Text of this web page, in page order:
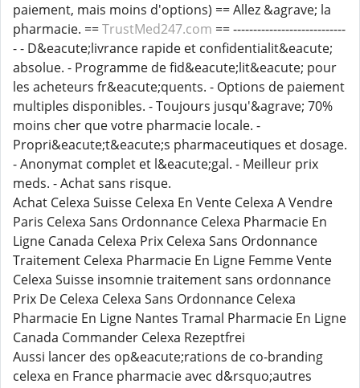
paiement, mais moins d'options) == Allez &agrave; la
pharmacie. ==TrustMed247.com == ----------------------------
- - D&eacute;livrance rapide et confidentialit&eacute;
absolue. - Programme de fid&eacute;lit&eacute; pour
les acheteurs fr&eacute;quents. - Options de paiement
multiples disponibles. - Toujours jusqu'&agrave; 70%
moins cher que votre pharmacie locale. -
Propri&eacute;t&eacute;s pharmaceutiques et dosage.
- Anonymat complet et l&eacute;gal. - Meilleur prix
meds. - Achat sans risque.
Achat Celexa Suisse Celexa En Vente Celexa A Vendre
Paris Celexa Sans Ordonnance Celexa Pharmacie En
Ligne Canada Celexa Prix Celexa Sans Ordonnance
Traitement Celexa Pharmacie En Ligne Femme Vente
Celexa Suisse insomnie traitement sans ordonnance
Prix De Celexa Celexa Sans Ordonnance Celexa
Pharmacie En Ligne Nantes Tramal Pharmacie En Ligne
Canada Commander Celexa Rezeptfrei
Aussi lancer des op&eacute;rations de co-branding
celexa en France pharmacie avec d&rsquo;autres